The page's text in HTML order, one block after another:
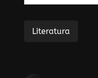
Literatura